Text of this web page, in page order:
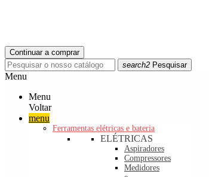
Continuar a comprar
search2 Pesquisar
Menu
Menu
Voltar
menu
Ferramentas elétricas e bateria
ELÉTRICAS
Aspiradores
Compressores
Medidores